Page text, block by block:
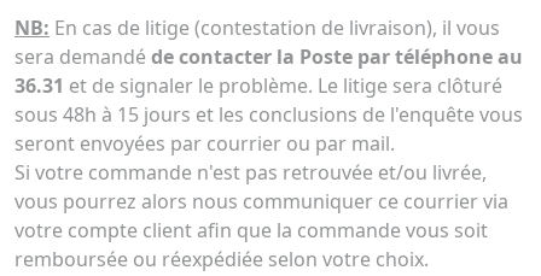
NB: En cas de litige (contestation de livraison), il vous
sera demandé de contacter la Poste par téléphone au
36.31 et de signaler le problème. Le litige sera clôturé
sous 48h à 15 jours et les conclusions de l'enquête vous
seront envoyées par courrier ou par mail.
Si votre commande n'est pas retrouvée et/ou livrée,
vous pourrez alors nous communiquer ce courrier via
votre compte client afin que la commande vous soit
remboursée ou réexpédiée selon votre choix.